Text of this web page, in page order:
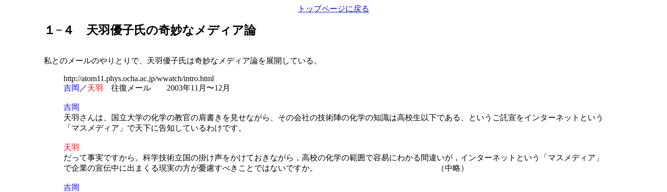
トップページに戻る
１−４ 天羽優子氏の奇妙なメディア論
私とのメールのやりとりで、天羽優子氏は奇妙なメディア論を展開している。
http://atom11.phys.ocha.ac.jp/wwatch/intro.html
吉岡 ／天羽 往復メール 2003年11月〜12月
吉岡
天羽さんは、国立大学の化学の教官の肩書きを見せながら、その会社の技術陣の化学の知識は高校生以下である、というご託宣をインターネットという
「マスメディア」で天下に告知しているわけです。
天羽
だって事実ですから。科学技術立国の掛け声をかけておきながら，高校の化学の範囲で容易にわかる間違いが，インターネットという「マスメディア」
で企業の宣伝中に出まくる現実の方が憂慮すべきことではないですか。 （中略）
吉岡